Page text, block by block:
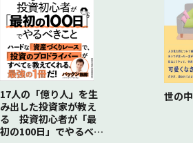
17人の「億り人」を生
み出した投資家が教え
る 投資初心者が「最
初の100日」でやるべき
世の